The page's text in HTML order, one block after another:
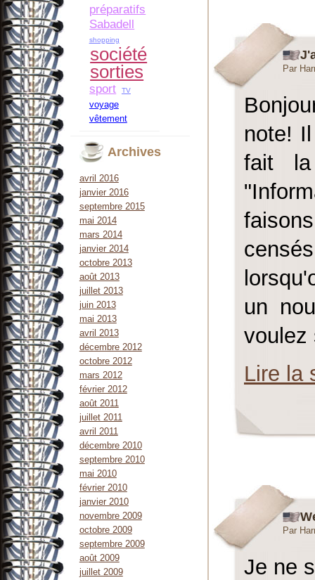
préparatifs
Sabadell
shopping
société
sorties
sport TV
voyage
vêtement
Archives
avril 2016
janvier 2016
septembre 2015
mai 2014
mars 2014
janvier 2014
octobre 2013
août 2013
juillet 2013
juin 2013
mai 2013
avril 2013
décembre 2012
octobre 2012
mars 2012
février 2012
août 2011
juillet 2011
avril 2011
décembre 2010
septembre 2010
mai 2010
février 2010
janvier 2010
novembre 2009
octobre 2009
septembre 2009
août 2009
juillet 2009
Par
note!
fait
un
voulez
Lire la
Par
Je ne